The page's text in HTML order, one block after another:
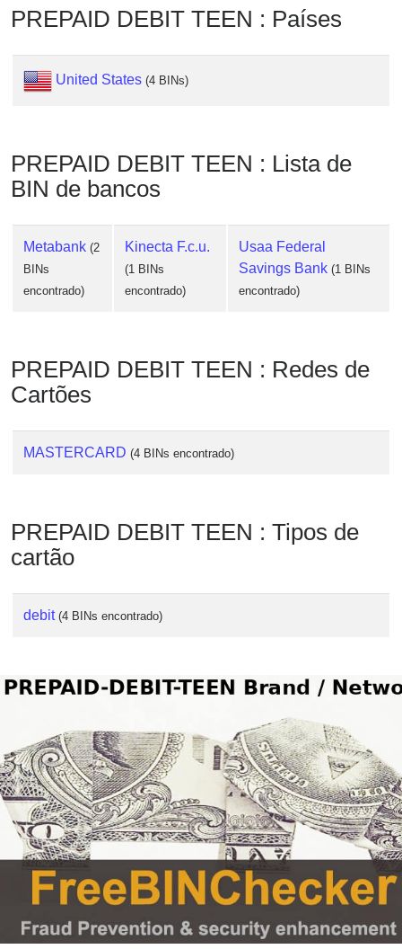
Address
?
IP
Lookup
Checker
/
Validator
PREPAID DEBIT TEEN : Países
United States (4 BINs)
PREPAID DEBIT TEEN : Lista de
BIN de bancos
Metabank (2
BINs
encontrado)
Kinecta F.c.u.
(1 BINs
encontrado)
Usaa Federal
Savings Bank (1 BINs
encontrado)
PREPAID DEBIT TEEN : Redes de
Cartões
MASTERCARD (4 BINs encontrado)
PREPAID DEBIT TEEN : Tipos de
cartão
debit (4 BINs encontrado)